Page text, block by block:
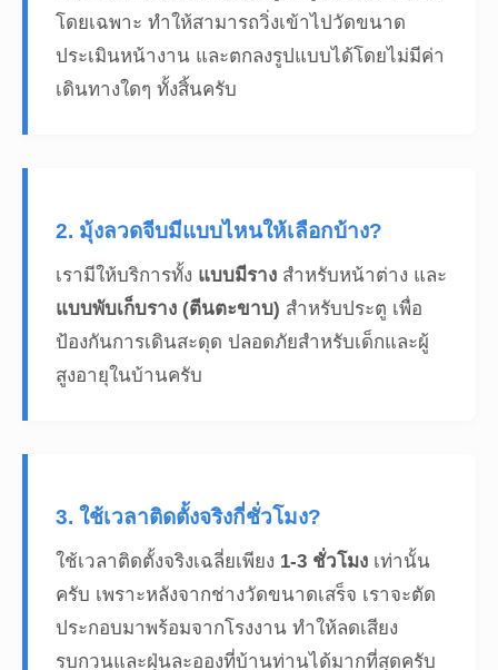
โดยเฉพาะ ทำให้สามารถวิ่งเข้าไปวัดขนาด
ประเมินหน้างาน และตกลงรูปแบบได้โดยไม่มีค่า
เดินทางใดๆ ทั้งสิ้นครับ
2. มุ้งลวดจีบมีแบบไหนให้เลือกบ้าง?
เรามีให้บริการทั้ง แบบมีราง สำหรับหน้าต่าง และ
แบบพับเก็บราง (ตีนตะขาบ) สำหรับประตู เพื่อ
ป้องกันการเดินสะดุด ปลอดภัยสำหรับเด็กและผู้
สูงอายุในบ้านครับ
3. ใช้เวลาติดตั้งจริงกี่ชั่วโมง?
ใช้เวลาติดตั้งจริงเฉลี่ยเพียง 1-3 ชั่วโมง เท่านั้น
ครับ เพราะหลังจากช่างวัดขนาดเสร็จ เราจะตัด
ประกอบมาพร้อมจากโรงงาน ทำให้ลดเสียง
รบกวนและฝุ่นละอองที่บ้านท่านได้มากที่สุดครับ